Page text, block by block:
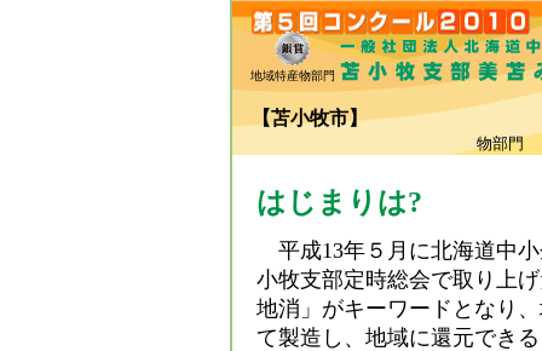
地域特産物部門
【苫小牧市】
物部門
はじまりは?
平成13年５月に北海道中
小牧支部定時総会で取り上
地消」がキーワードとなり
て製造し、地域に還元でき